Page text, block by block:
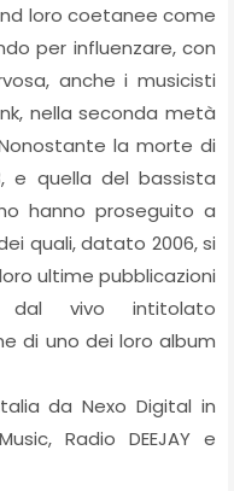
loro coetanee come
per influenzare, con
anche i musicisti
nella seconda metà
la morte di
e quella del bassista
hanno proseguito a
quali, datato 2006, si
ultime pubblicazioni
vivo intitolato
di uno dei loro album
da Nexo Digital in
Radio DEEJAY e